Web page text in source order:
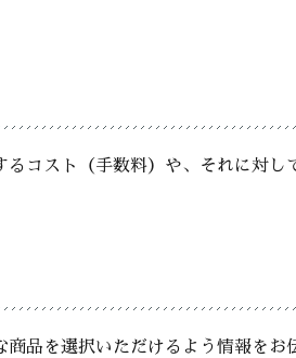
コスト（手数料）や、それに対
品を選択いただけるよう情報をお